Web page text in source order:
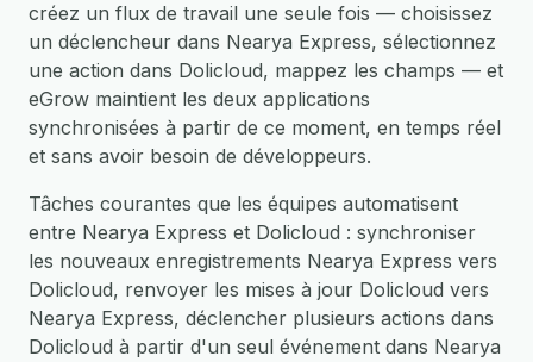
créez un flux de travail une seule fois — choisissez
un déclencheur dans Nearya Express, sélectionnez
une action dans Dolicloud, mappez les champs — et
eGrow maintient les deux applications
synchronisées à partir de ce moment, en temps réel
et sans avoir besoin de développeurs.
Tâches courantes que les équipes automatisent
entre Nearya Express et Dolicloud : synchroniser
les nouveaux enregistrements Nearya Express vers
Dolicloud, renvoyer les mises à jour Dolicloud vers
Nearya Express, déclencher plusieurs actions dans
Dolicloud à partir d'un seul événement dans Nearya